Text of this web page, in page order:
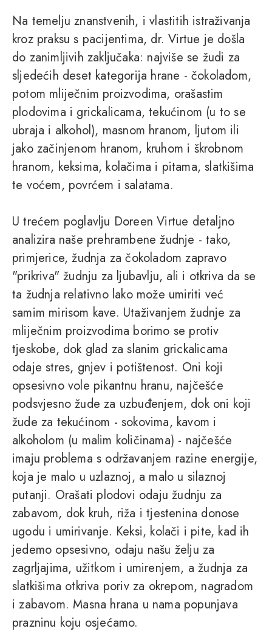
Na temelju znanstvenih, i vlastitih istraživanja
kroz praksu s pacijentima, dr. Virtue je došla
do zanimljivih zaključaka: najviše se žudi za
sljedećih deset kategorija hrane - čokoladom,
potom mliječnim proizvodima, orašastim
plodovima i grickalicama, tekućinom (u to se
ubraja i alkohol), masnom hranom, ljutom ili
jako začinjenom hranom, kruhom i škrobnom
hranom, keksima, kolačima i pitama, slatkišima
te voćem, povrćem i salatama.
U trećem poglavlju Doreen Virtue detaljno
analizira naše prehrambene žudnje - tako,
primjerice, žudnja za čokoladom zapravo
"prikriva" žudnju za ljubavlju, ali i otkriva da se
ta žudnja relativno lako može umiriti već
samim mirisom kave. Utaživanjem žudnje za
mliječnim proizvodima borimo se protiv
tjeskobe, dok glad za slanim grickalicama
odaje stres, gnjev i potištenost. Oni koji
opsesivno vole pikantnu hranu, najčešće
podsvjesno žude za uzbuđenjem, dok oni koji
žude za tekućinom - sokovima, kavom i
alkoholom (u malim količinama) - najčešće
imaju problema s održavanjem razine energije,
koja je malo u uzlaznoj, a malo u silaznoj
putanji. Orašati plodovi odaju žudnju za
zabavom, dok kruh, riža i tjestenina donose
ugodu i umirivanje. Keksi, kolači i pite, kad ih
jedemo opsesivno, odaju našu želju za
zagrljajima, užitkom i umirenjem, a žudnja za
slatkišima otkriva poriv za okrepom, nagradom
i zabavom. Masna hrana u nama popunjava
prazninu koju osjećamo.